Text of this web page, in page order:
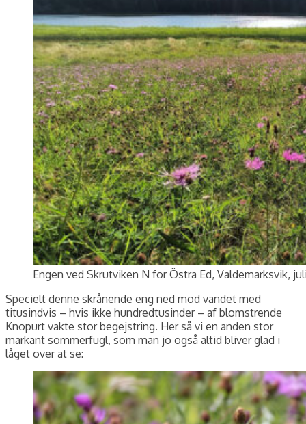
Engen ved Skrutviken N for Östra Ed, Valdemarksvik,
Specielt denne skrånende eng ned mod vandet med
titusindvis – hvis ikke hundredtusinder – af blomstrende
Knopurt vakte stor begejstring. Her så vi en anden stor
markant sommerfugl, som man jo også altid bliver glad i
låget over at se: